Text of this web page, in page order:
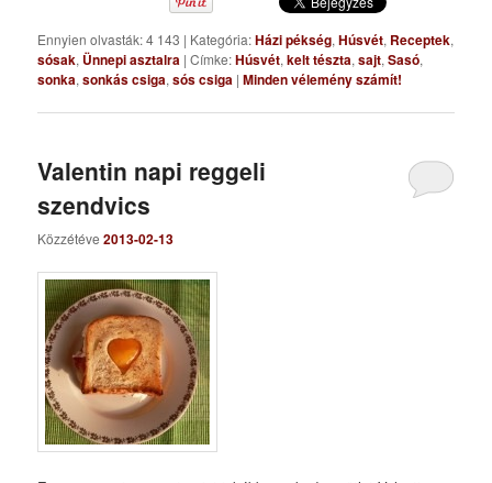
Ennyien olvasták: 4 143 | Kategória:Házi pékség,Húsvét, Receptek,
sósak, Ünnepi asztalra |Címke:Húsvét,kelt tészta,sajt,Sasó,
sonka,sonkás csiga,sós csiga |Minden vélemény számít!
Valentin napi reggeli
szendvics
Közzétéve2013-02-13